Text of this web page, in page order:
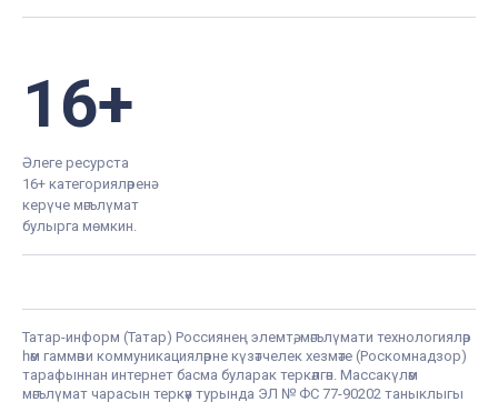
16+
Әлеге ресурста
16+ категорияләренә
керүче мәгълүмат
булырга мөмкин.
Татар-информ (Татар) Россиянең элемтә, мәгълүмати технологияләр
һәм гаммәви коммуникацияләрне күзәтчелек хезмәте (Роскомнадзор)
тарафыннан интернет басма буларак теркәлгән. Массакүләм
мәгълүмат чарасын теркәү турында ЭЛ № ФС 77-90202 таныклыгы